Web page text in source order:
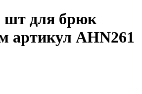
шт для брюк
артикул AHN261